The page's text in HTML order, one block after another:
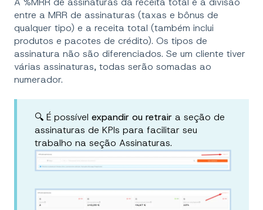
entre a MRR de assinaturas (taxas e bônus de
qualquer tipo) e a receita total (também inclui
produtos e pacotes de crédito). Os tipos de
assinatura não são diferenciados. Se um cliente tiver
várias assinaturas, todas serão somadas ao
numerador.
🔍 É possível expandir ou retrair a seção de
assinaturas de KPIs para facilitar seu
trabalho na seção Assinaturas.